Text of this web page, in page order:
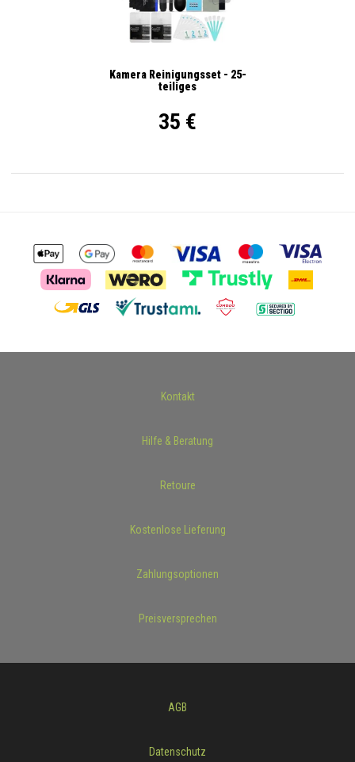
Kamera Reinigungsset - 25-
teiliges
35 €
Kontakt
Hilfe & Beratung
Retoure
Kostenlose Lieferung
Zahlungsoptionen
Preisversprechen
AGB
Datenschutz